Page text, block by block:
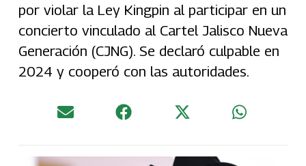
por violar la Ley Kingpin al participar en un
concierto vinculado al Cartel Jalisco Nueva
Generación (CJNG). Se declaró culpable en
2024 y cooperó con las autoridades.